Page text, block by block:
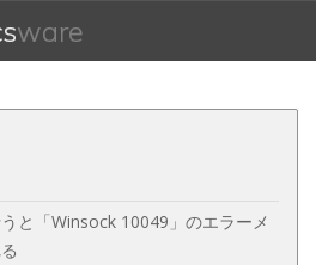
ware
と「Winsock 10049」のエラーメ